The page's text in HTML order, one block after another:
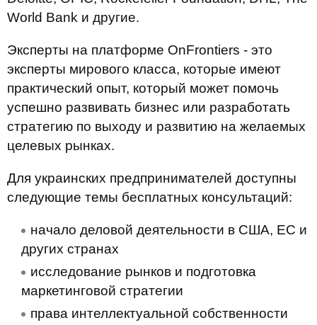
World Bank и другие.
Эксперты на платформе OnFrontiers - это
эксперты мирового класса, которые имеют
практический опыт, который может помочь
успешно развивать бизнес или разработать
стратегию по выходу и развитию на желаемых
целевых рынках.
Для украинских предпринимателей доступны
следующие темы бесплатных консультаций:
начало деловой деятельности в США, ЕС и
других странах
исследование рынков и подготовка
маркетинговой стратегии
права интеллектуальной собственности